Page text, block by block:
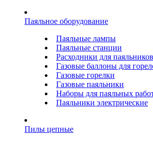
Паяльное оборудование
Паяльные лампы
Паяльные станции
Расходники для паяльников
Газовые баллоны для
Газовые горелки
Газовые паяльники
Наборы для паяльных
Паяльники электрические
Пилы цепные